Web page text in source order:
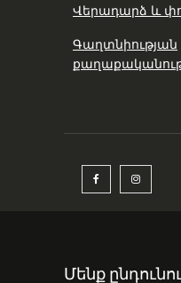
Վերադարձ և
Գաղտնիության
Մենք